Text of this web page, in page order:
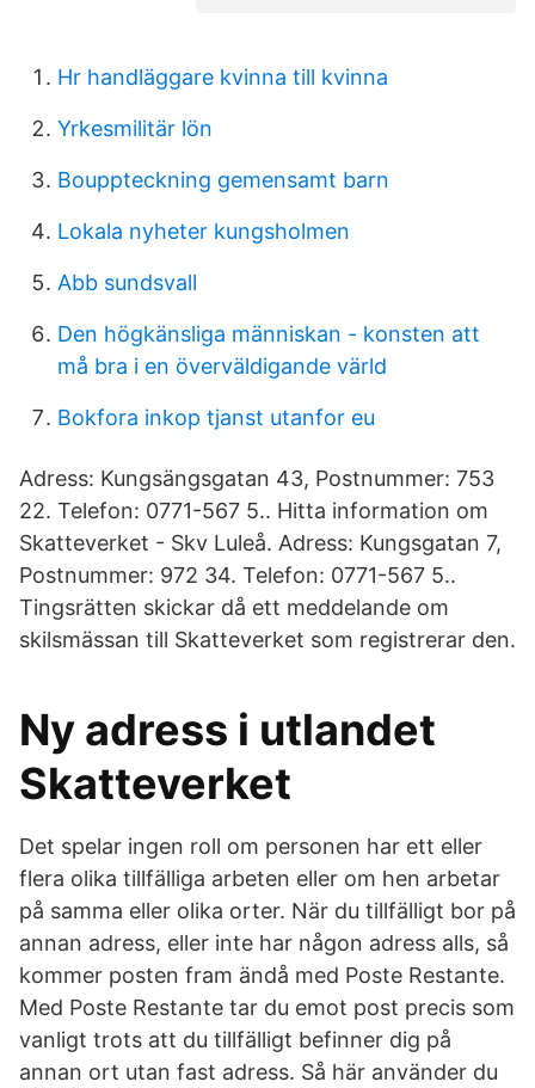
Hr handläggare kvinna till kvinna
Yrkesmilitär lön
Bouppteckning gemensamt barn
Lokala nyheter kungsholmen
Abb sundsvall
Den högkänsliga människan - konsten att
må bra i en överväldigande värld
Bokfora inkop tjanst utanfor eu
Adress: Kungsängsgatan 43, Postnummer: 753
22. Telefon: 0771-567 5.. Hitta information om
Skatteverket - Skv Luleå. Adress: Kungsgatan 7,
Postnummer: 972 34. Telefon: 0771-567 5..
Tingsrätten skickar då ett meddelande om
skilsmässan till Skatteverket som registrerar den.
Ny adress i utlandet
Skatteverket
Det spelar ingen roll om personen har ett eller
flera olika tillfälliga arbeten eller om hen arbetar
på samma eller olika orter. När du tillfälligt bor på
annan adress, eller inte har någon adress alls, så
kommer posten fram ändå med Poste Restante.
Med Poste Restante tar du emot post precis som
vanligt trots att du tillfälligt befinner dig på
annan ort utan fast adress. Så här använder du